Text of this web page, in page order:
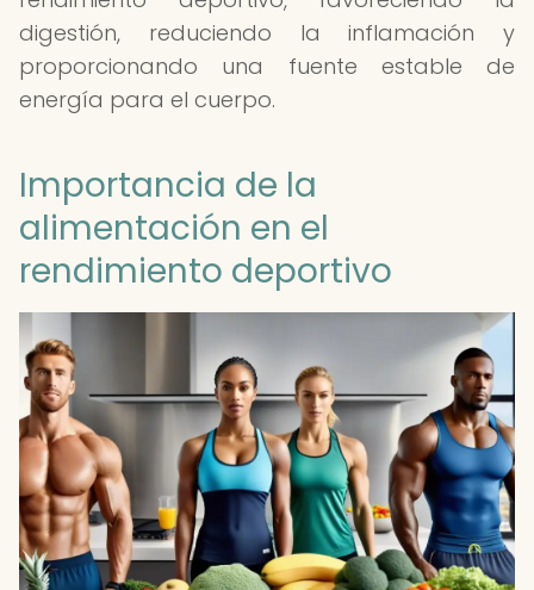
digestión, reduciendo la inflamación y
proporcionando una fuente estable de
energía para el cuerpo.
Importancia de la
alimentación en el
rendimiento deportivo